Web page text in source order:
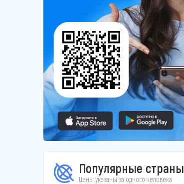
Популярные страны
Цены указаны за одного человека